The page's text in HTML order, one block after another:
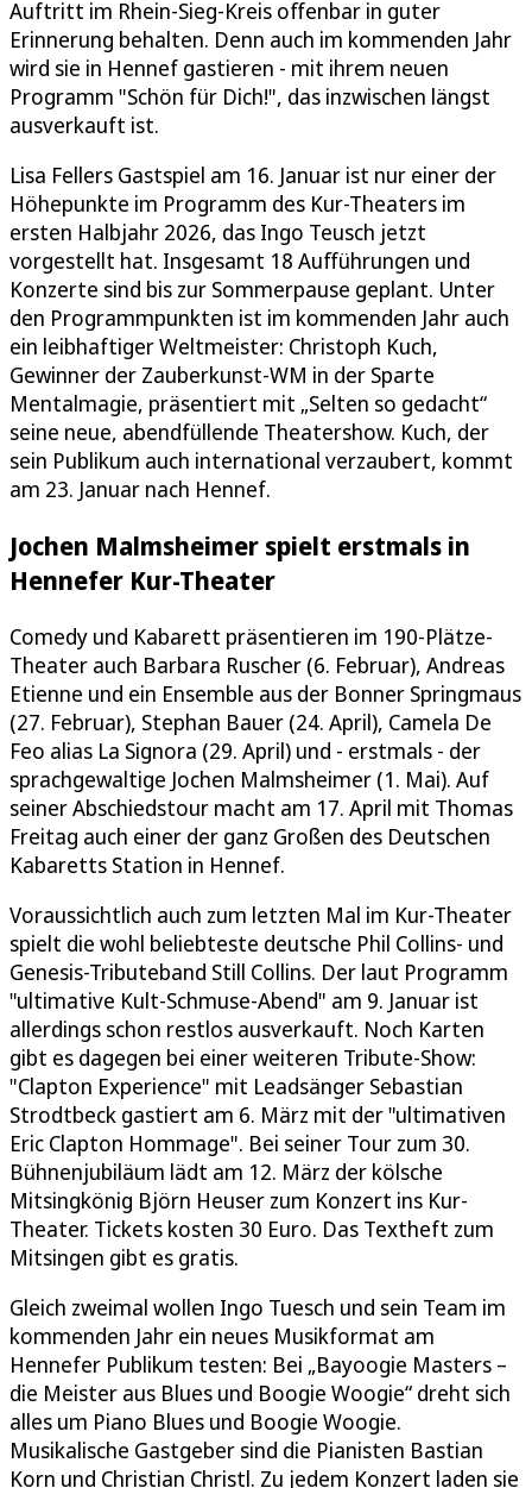
Auftritt im Rhein-Sieg-Kreis offenbar in guter
Erinnerung behalten. Denn auch im kommenden Jahr
wird sie in Hennef gastieren - mit ihrem neuen
Programm "Schön für Dich!", das inzwischen längst
ausverkauft ist.
Lisa Fellers Gastspiel am 16. Januar ist nur einer der
Höhepunkte im Programm des Kur-Theaters im
ersten Halbjahr 2026, das Ingo Teusch jetzt
vorgestellt hat. Insgesamt 18 Aufführungen und
Konzerte sind bis zur Sommerpause geplant. Unter
den Programmpunkten ist im kommenden Jahr auch
ein leibhaftiger Weltmeister: Christoph Kuch,
Gewinner der Zauberkunst-WM in der Sparte
Mentalmagie, präsentiert mit „Selten so gedacht“
seine neue, abendfüllende Theatershow. Kuch, der
sein Publikum auch international verzaubert, kommt
am 23. Januar nach Hennef.
Jochen Malmsheimer spielt erstmals in
Hennefer Kur-Theater
Comedy und Kabarett präsentieren im 190-Plätze-
Theater auch Barbara Ruscher (6. Februar), Andreas
Etienne und ein Ensemble aus der Bonner Springmaus
(27. Februar), Stephan Bauer (24. April), Camela De
Feo alias La Signora (29. April) und - erstmals - der
sprachgewaltige Jochen Malmsheimer (1. Mai). Auf
seiner Abschiedstour macht am 17. April mit Thomas
Freitag auch einer der ganz Großen des Deutschen
Kabaretts Station in Hennef.
Voraussichtlich auch zum letzten Mal im Kur-Theater
spielt die wohl beliebteste deutsche Phil Collins- und
Genesis-Tributeband Still Collins. Der laut Programm
"ultimative Kult-Schmuse-Abend" am 9. Januar ist
allerdings schon restlos ausverkauft. Noch Karten
gibt es dagegen bei einer weiteren Tribute-Show:
"Clapton Experience" mit Leadsänger Sebastian
Strodtbeck gastiert am 6. März mit der "ultimativen
Eric Clapton Hommage". Bei seiner Tour zum 30.
Bühnenjubiläum lädt am 12. März der kölsche
Mitsingkönig Björn Heuser zum Konzert ins Kur-
Theater. Tickets kosten 30 Euro. Das Textheft zum
Mitsingen gibt es gratis.
Gleich zweimal wollen Ingo Tuesch und sein Team im
kommenden Jahr ein neues Musikformat am
Hennefer Publikum testen: Bei „Bayoogie Masters –
die Meister aus Blues und Boogie Woogie“ dreht sich
alles um Piano Blues und Boogie Woogie.
Musikalische Gastgeber sind die Pianisten Bastian
Korn und Christian Christl. Zu jedem Konzert laden sie